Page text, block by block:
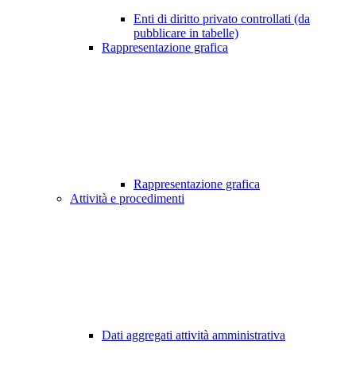
Enti di diritto privato controllati (da
pubblicare in tabelle)
Rappresentazione grafica
Rappresentazione grafica
Attività e procedimenti
Dati aggregati attività amministrativa